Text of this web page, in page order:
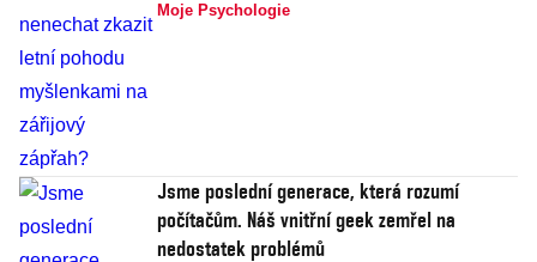
Moje Psychologie
Jsme poslední generace, která rozumí
počítačům. Náš vnitřní geek zemřel na
nedostatek problémů